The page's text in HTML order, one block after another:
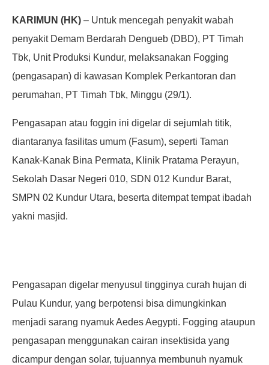
KARIMUN (HK) – Untuk mencegah penyakit wabah
penyakit Demam Berdarah Dengueb (DBD), PT Timah
Tbk, Unit Produksi Kundur, melaksanakan Fogging
(pengasapan) di kawasan Komplek Perkantoran dan
perumahan, PT Timah Tbk, Minggu (29/1).
Pengasapan atau foggin ini digelar di sejumlah titik,
diantaranya fasilitas umum (Fasum), seperti Taman
Kanak-Kanak Bina Permata, Klinik Pratama Perayun,
Sekolah Dasar Negeri 010, SDN 012 Kundur Barat,
SMPN 02 Kundur Utara, beserta ditempat tempat ibadah
yakni masjid.
Pengasapan digelar menyusul tingginya curah hujan di
Pulau Kundur, yang berpotensi bisa dimungkinkan
menjadi sarang nyamuk Aedes Aegypti. Fogging ataupun
pengasapan menggunakan cairan insektisida yang
dicampur dengan solar, tujuannya membunuh nyamuk